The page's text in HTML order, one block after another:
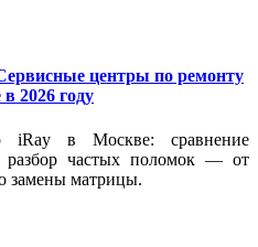
центры по ремонту
2026 году
iRay в Москве: сравнение
частых поломок — от
замены матрицы.